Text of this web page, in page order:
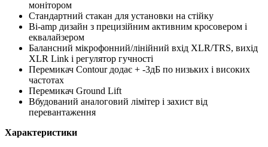
монітором
Стандартний стакан для установки на стійку
Bi-amp дизайн з прецизійним активним кросовером і
еквалайзером
Балансний мікрофонний/лінійний вхід XLR/TRS, вихід
XLR Link і регулятор гучності
Перемикач Contour додає + -3дБ по низьких і високих
частотах
Перемикач Ground Lift
Вбудований аналоговий лімітер і захист від
перевантаження
Характеристики